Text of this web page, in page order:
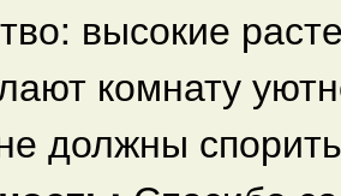
высокие
комнату
должны